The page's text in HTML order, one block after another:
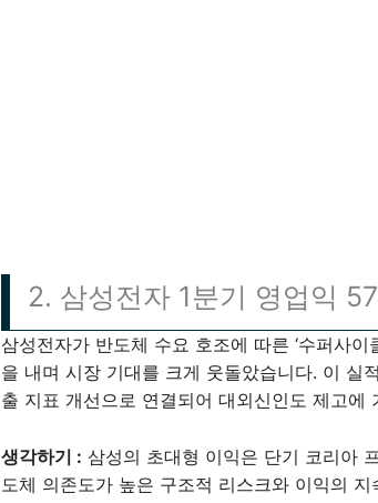
2. 삼성전자 1분기 영업익
삼성전자가 반도체 수요 호조에 따른 ‘수퍼사
을 내며 시장 기대를 크게 웃돌았습니다. 이 실
출 지표 개선으로 연결되어 대외신인도 제고에
생각하기 : 삼성의 초대형 이익은 단기 코리아
도체 의존도가 높은 구조적 리스크와 이익의